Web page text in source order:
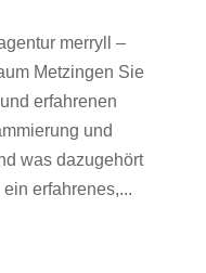
merryll –
Metzingen Sie
erfahrenen
und
was dazugehört
erfahrenes,...